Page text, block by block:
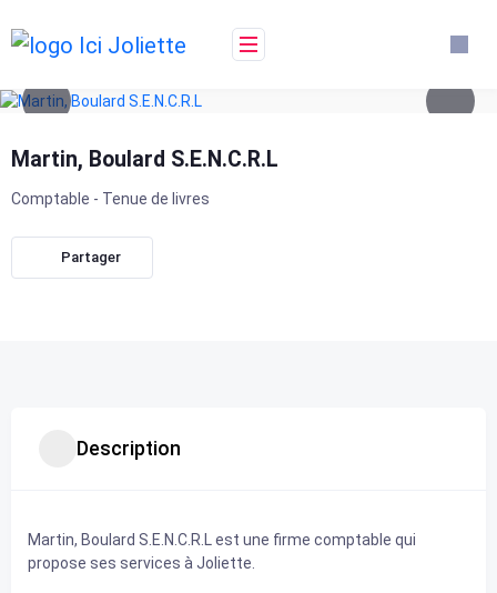
to
content
Martin, Boulard S.E.N.C.R.L
Comptable - Tenue de livres
Partager
Description
Martin, Boulard S.E.N.C.R.L est une firme comptable qui
propose ses services à Joliette.